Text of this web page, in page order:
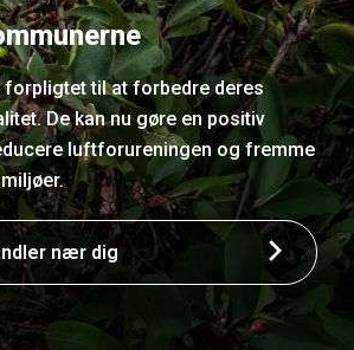
forpligtet til at forbedre deres
De kan nu gøre en positiv
luftforureningen og fremme
nær dig